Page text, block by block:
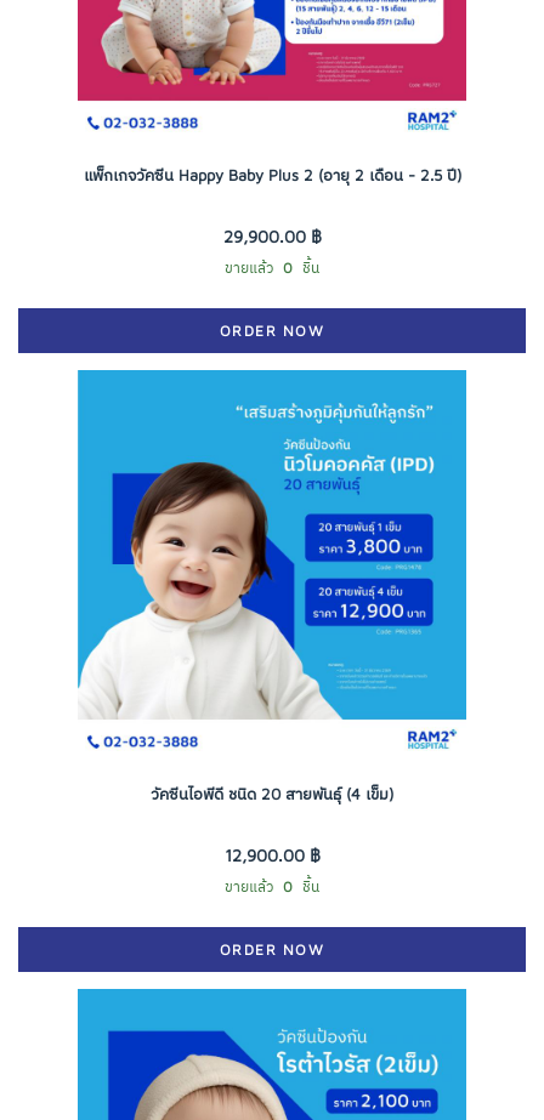
แพ็กเกจวัคซีน Happy Baby Plus 2 (อายุ 2 เดือน - 2.5 ปี)
29,900.00 ฿
ขายแล้ว 0 ชิ้น
ORDER NOW
วัคซีนไอพีดี ชนิด 20 สายพันธุ์ (4 เข็ม)
12,900.00 ฿
ขายแล้ว 0 ชิ้น
ORDER NOW